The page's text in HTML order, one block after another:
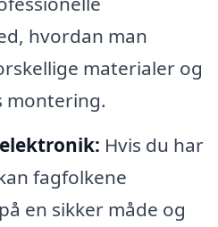
hvordan man
materialer og
montering.
Hvis du har
fagfolkene
en sikker måde og